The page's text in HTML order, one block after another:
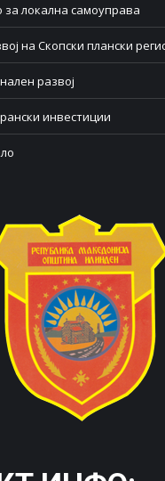
за локална самоуправа
на Скопски плански
развој
инвестиции